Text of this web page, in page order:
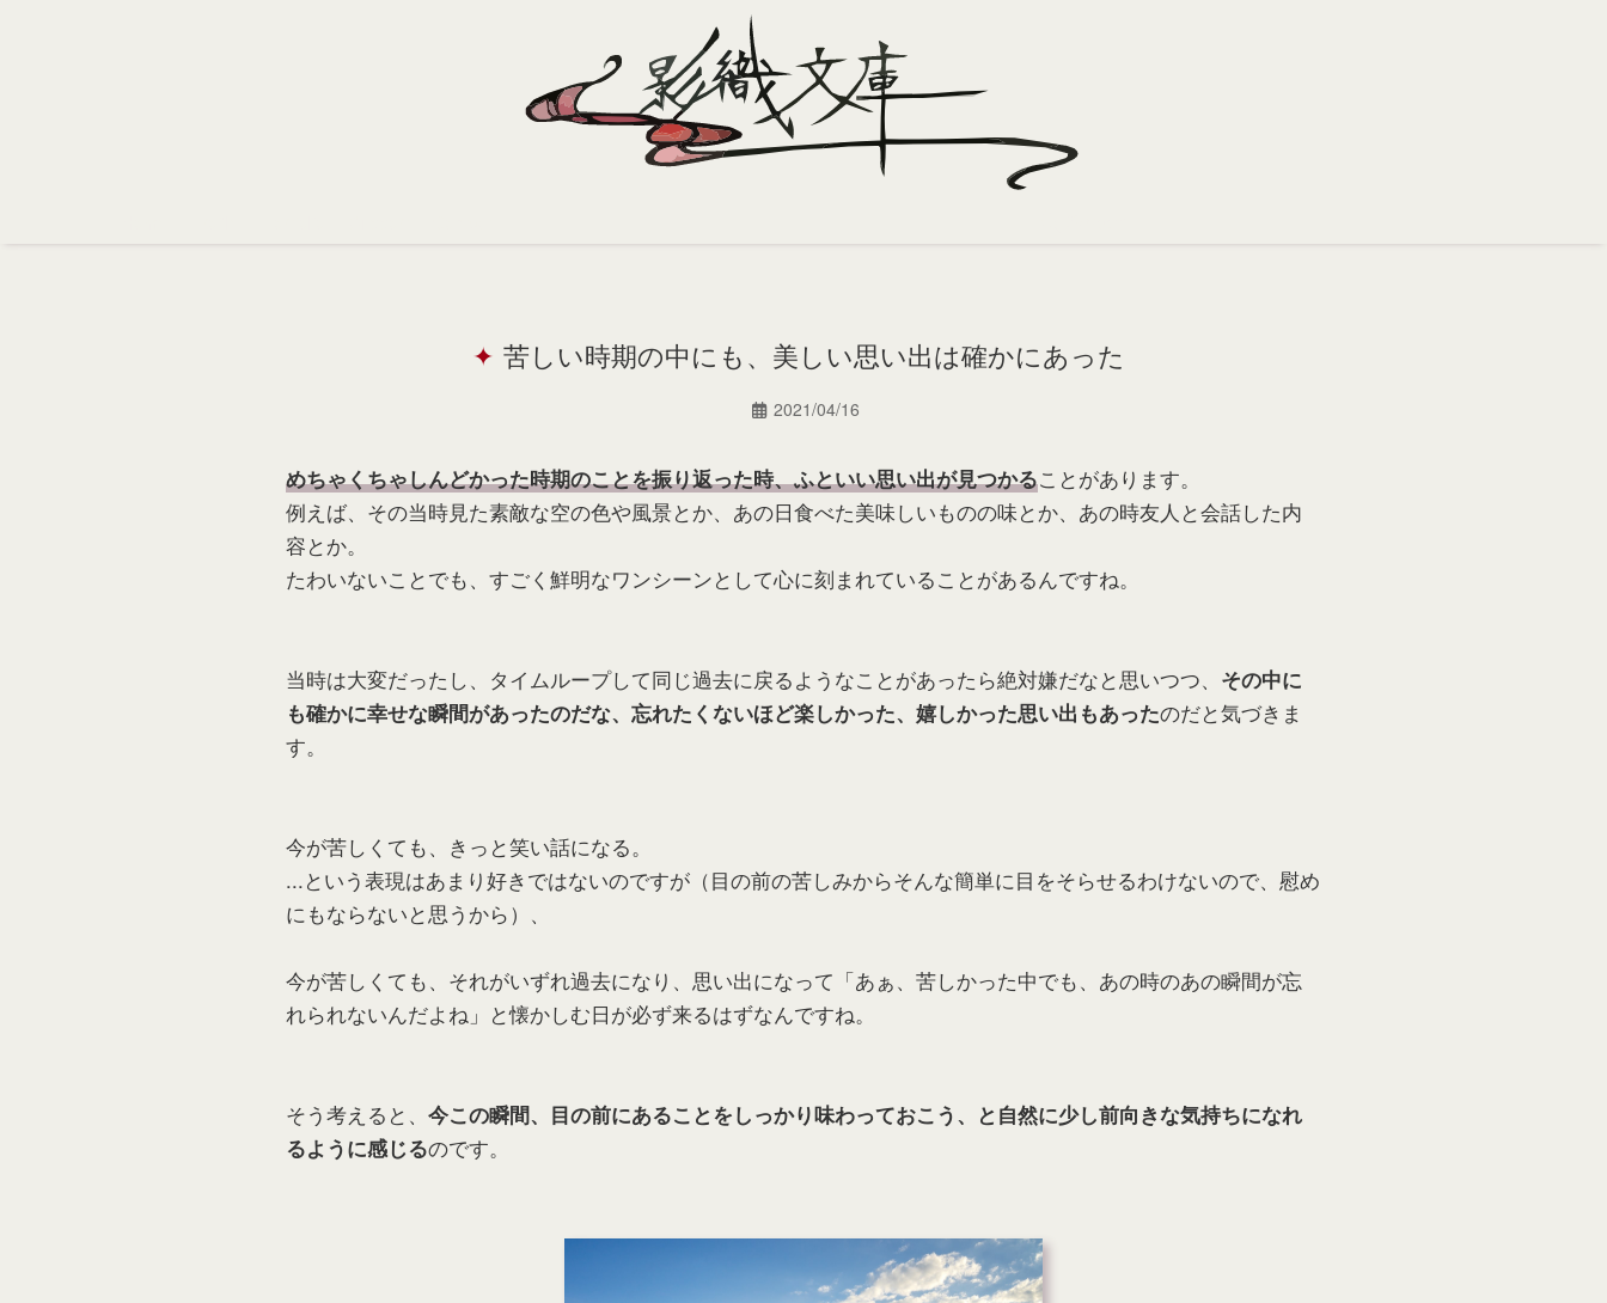
苦しい時期の中にも、美しい思い出は確かにあった
2021/04/16
めちゃくちゃしんどかった時期のことを振り返った時、ふといい思い出が見つかることがあります。
例えば、その当時見た素敵な空の色や風景とか、あの日食べた美味しいものの味とか、あの時友人と会話した内
容とか。
たわいないことでも、すごく鮮明なワンシーンとして心に刻まれていることがあるんですね。
当時は大変だったし、タイムループして同じ過去に戻るようなことがあったら絶対嫌だなと思いつつ、 その中に
も確かに幸せな瞬間があったのだな、忘れたくないほど楽しかった、嬉しかった思い出もあったのだと気づきま
す。
今が苦しくても、きっと笑い話になる。
...という表現はあまり好きではないのですが（目の前の苦しみからそんな簡単に目をそらせるわけないので、慰め
にもならないと思うから）、
今が苦しくても、それがいずれ過去になり、思い出になって「あぁ、苦しかった中でも、あの時のあの瞬間が忘
れられないんだよね」と懐かしむ日が必ず来るはずなんですね。
そう考えると、 今この瞬間、目の前にあることをしっかり味わっておこう、と自然に少し前向きな気持ちになれ
るように感じるのです。